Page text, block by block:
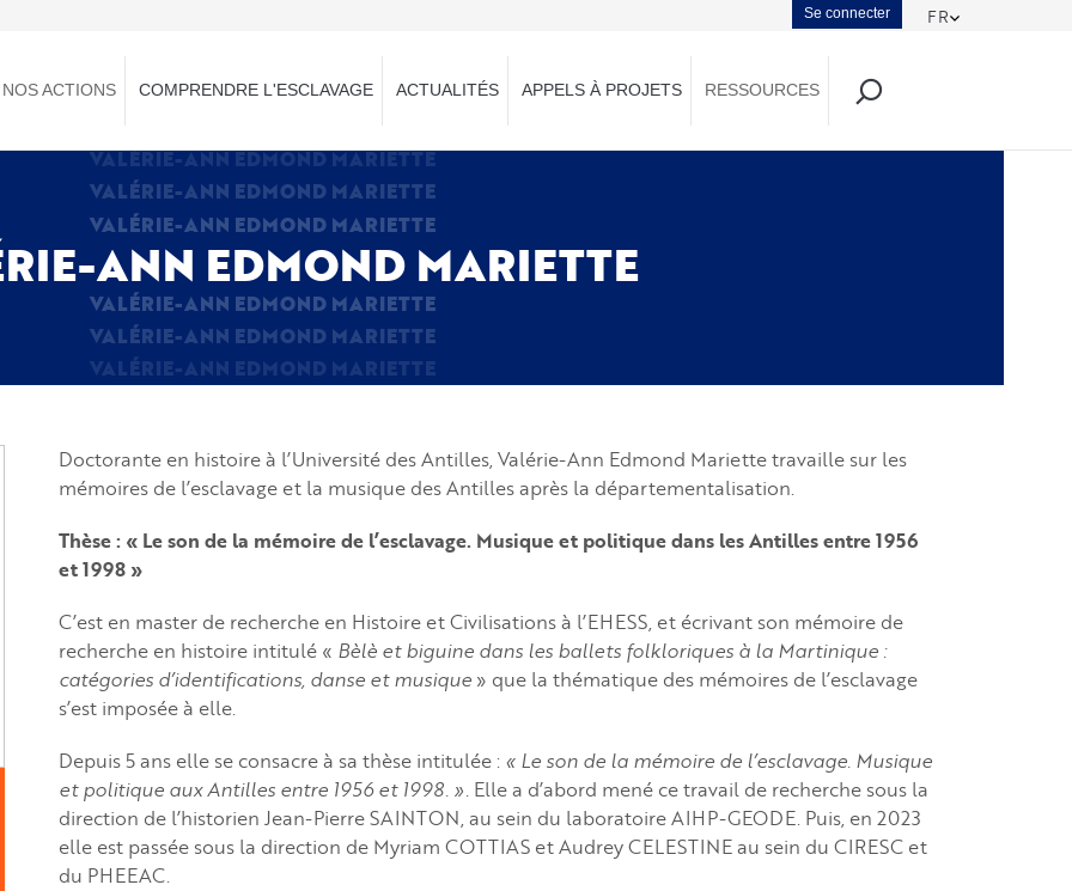
FR
Menu
du
compte
Se connecter
NOS ACTIONS COMPRENDRE L'ESCLAVAGE ACTUALITÉS APPELS À PROJETS RESSOURCES
VALÉRIE-ANN EDMOND MARIETTE
VALÉRIE-ANN EDMOND MARIETTE
VALÉRIE-ANN EDMOND MARIETTE
ANN EDMOND MARIETTE
VALÉRIE-ANN EDMOND MARIETTE
VALÉRIE-ANN EDMOND MARIETTE
VALÉRIE-ANN EDMOND MARIETTE
Doctorante en histoire à l’Université des Antilles, Valérie-Ann Edmond Mariette travaille sur les
mémoires de l’esclavage et la musique des Antilles après la départementalisation.
Thèse : « Le son de la mémoire de l’esclavage. Musique et politique dans les Antilles entre 1956
et 1998 »
C’est en master de recherche en Histoire et Civilisations à l’EHESS, et écrivant son mémoire de
recherche en histoire intitulé « Bèlè et biguine dans les ballets folkloriques à la Martinique :
catégories d’identifications, danse et musique » que la thématique des mémoires de l’esclavage
s’est imposée à elle.
Depuis 5 ans elle se consacre à sa thèse intitulée : « Le son de la mémoire de l’esclavage. Musique
et politique aux Antilles entre 1956 et 1998. ». Elle a d’abord mené ce travail de recherche sous la
direction de l’historien Jean-Pierre SAINTON, au sein du laboratoire AIHP-GEODE. Puis, en 2023
elle est passée sous la direction de Myriam COTTIAS et Audrey CELESTINE au sein du CIRESC et
du PHEEAC.